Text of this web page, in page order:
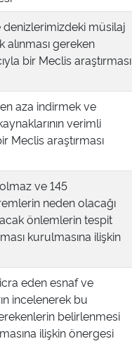
müsilaj
gereken
bir Meclis araştırması
aza indirmek ve
verimli
Meclis araştırması
ve 145
neden olacağı
önlemlerin tespit
kurulmasına ilişkin
eden esnaf ve
incelenerek bu
belirlenmesi
ilişkin önergesi